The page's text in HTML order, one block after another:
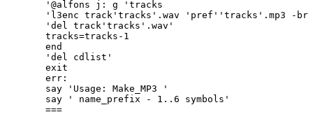
'@alfons j: g 'tracks
'l3enc track'tracks'.wav 'pref''tracks'.mp3 -br
'del track'tracks'.wav'
tracks=tracks-1
end
'del cdlist'
exit
err:
say 'Usage: Make_MP3
'
say ' name_prefix - 1..6 symbols'